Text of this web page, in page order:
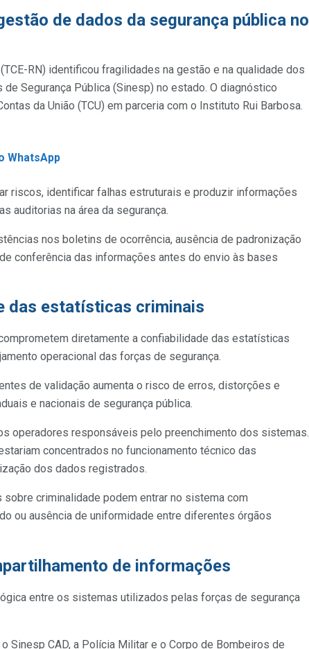
de dados da segurança pública no
RN) identificou fragilidades na gestão e na qualidade dos
Segurança Pública (Sinesp) no estado. O diagnóstico
da União (TCU) em parceria com o Instituto Rui Barbosa.
WhatsApp
riscos, identificar falhas estruturais e produzir informações
auditorias na área da segurança.
nos boletins de ocorrência, ausência de padronização
conferência das informações antes do envio às bases
das estatísticas criminais
diretamente a confiabilidade das estatísticas
operacional das forças de segurança.
de validação aumenta o risco de erros, distorções e
e nacionais de segurança pública.
operadores responsáveis pelo preenchimento dos sistemas.
concentrados no funcionamento técnico das
dos dados registrados.
criminalidade podem entrar no sistema com
ou ausência de uniformidade entre diferentes órgãos
de informações
entre os sistemas utilizados pelas forças de segurança
Sinesp CAD, a Polícia Militar e o Corpo de Bombeiros de